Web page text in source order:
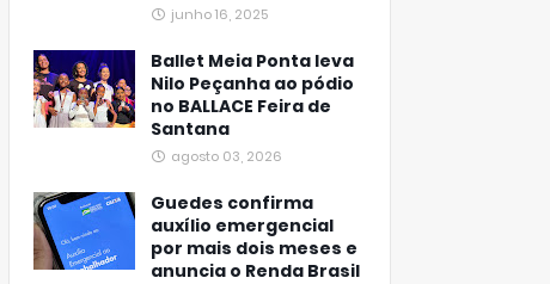
junho 16, 2025
Ballet Meia Ponta leva
Nilo Peçanha ao pódio
no BALLACE Feira de
Santana
agosto 03, 2026
Guedes confirma
auxílio emergencial
por mais dois meses e
anuncia o Renda Brasil